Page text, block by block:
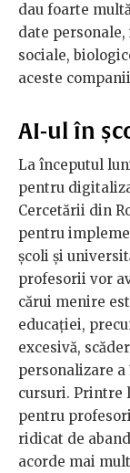
dau foarte
date
sociale,
aceste
AI-ul în
La începutul
pentru
Cercetării din
pentru
școli și
profesorii vor
cărui menire
educației,
excesivă,
personalizare
cursuri. Printre
pentru
ridicat de
acorde mai